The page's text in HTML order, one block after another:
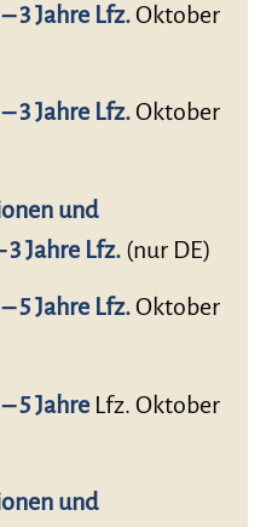
3 Jahre Lfz.Oktober
3 Jahre Lfz.Oktober
und
Jahre Lfz. (nur DE)
5 Jahre Lfz.Oktober
5 Jahre Lfz. Oktober
und